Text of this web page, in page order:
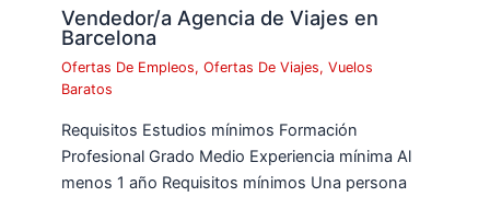
Vendedor/a Agencia de Viajes en
Barcelona
Ofertas De Empleos,Ofertas De Viajes,Vuelos
Baratos
Requisitos Estudios mínimos Formación
Profesional Grado Medio Experiencia mínima Al
menos 1 año Requisitos mínimos Una persona